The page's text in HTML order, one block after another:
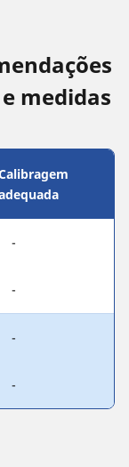
medidas
-
-
-
-